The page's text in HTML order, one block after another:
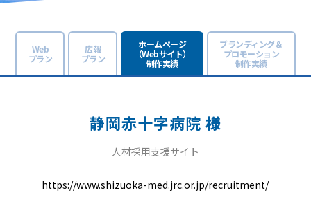
Web
プラン
広報
プラン
ホームページ
（Webサイト）
制作実績
ブランディング＆
プロモーション
制作実績
静岡赤十字病院 様
人材採用支援サイト
https://www.shizuoka-med.jrc.or.jp/recruitment/